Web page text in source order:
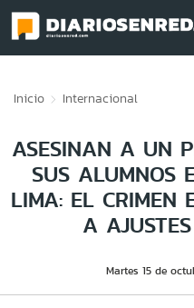
Inicio Internacional
ASESINAN A UN
SUS ALUMNOS
LIMA: EL CRIMEN
A
Martes 15 de